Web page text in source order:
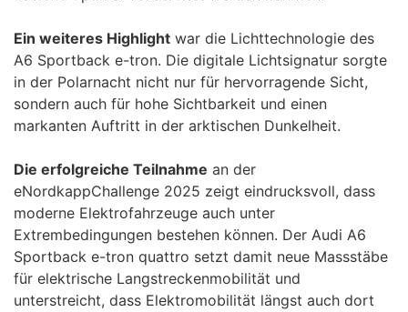
Ein weiteres Highlight war die Lichttechnologie des
A6 Sportback e-tron. Die digitale Lichtsignatur sorgte
in der Polarnacht nicht nur für hervorragende Sicht,
sondern auch für hohe Sichtbarkeit und einen
markanten Auftritt in der arktischen Dunkelheit.
Die erfolgreiche Teilnahme an der
eNordkappChallenge 2025 zeigt eindrucksvoll, dass
moderne Elektrofahrzeuge auch unter
Extrembedingungen bestehen können. Der Audi A6
Sportback e-tron quattro setzt damit neue Massstäbe
für elektrische Langstreckenmobilität und
unterstreicht, dass Elektromobilität längst auch dort